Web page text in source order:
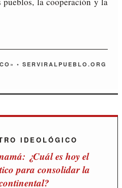
• SERVIRALPUEBLO.ORG
IDEOLÓGICO
¿Cuál es hoy el
para consolidar la